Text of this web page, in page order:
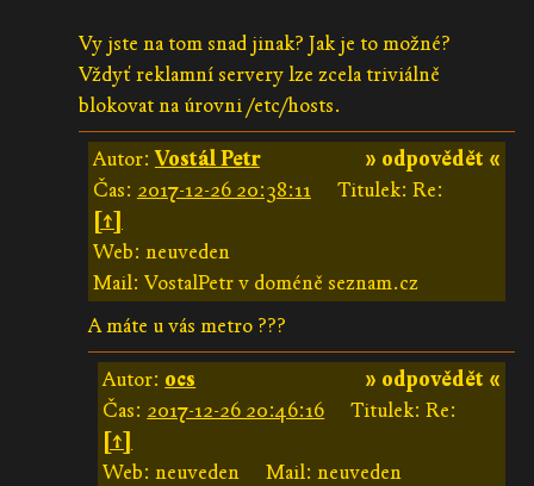
Vy jste na tom snad jinak? Jak je to možné?
Vždyť reklamní servery lze zcela triviálně
blokovat na úrovni /etc/hosts.
» odpovědět «
Autor:Vostál Petr
Čas: 2017-12-26 20:38:11
Titulek: Re:
[↑]
Web: neuveden
Mail: VostalPetr v doméně seznam.cz
A máte u vás metro ???
» odpovědět «
Autor: ocs
Čas: 2017-12-26 20:46:16
Titulek: Re:
[↑]
Web: neuveden
Mail: neuveden